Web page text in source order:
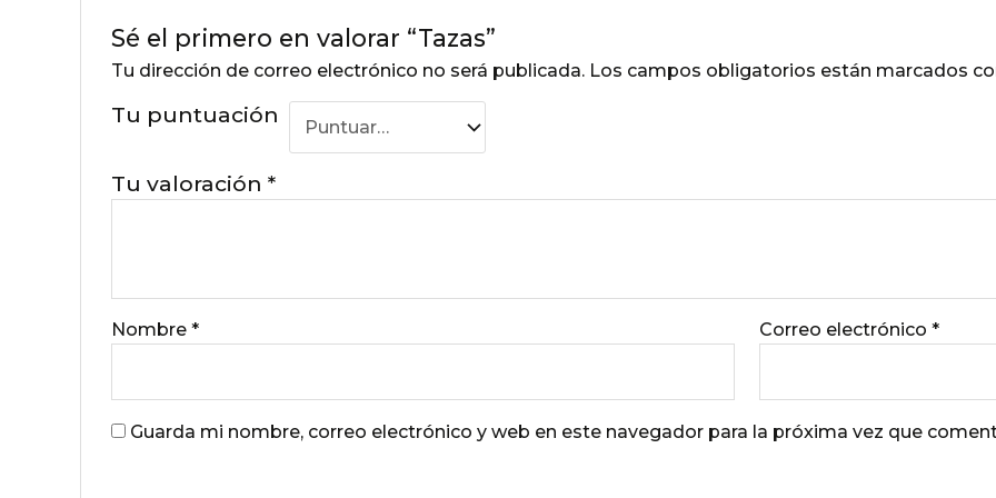
Sé el primero en valorar “Tazas”
Tu dirección de correo electrónico no será publicada. Los campos obligatorios están marcados
Tu puntuación
Tu valoración *
Nombre * Correo electrónico*
Guarda mi nombre, correo electrónico y web en este navegador para la próxima vez que